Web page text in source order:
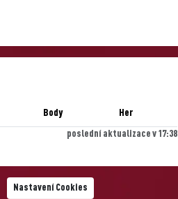
Body Her
poslední aktualizace v 17:38
Nastavení Cookies